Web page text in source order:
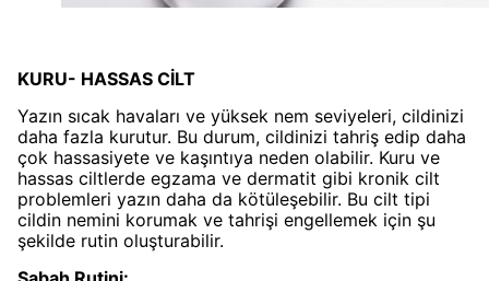
KURU- HASSAS CİLT
Yazın sıcak havaları ve yüksek nem seviyeleri, cildinizi
daha fazla kurutur. Bu durum, cildinizi tahriş edip daha
çok hassasiyete ve kaşıntıya neden olabilir. Kuru ve
hassas ciltlerde egzama ve dermatit gibi kronik cilt
problemleri yazın daha da kötüleşebilir. Bu cilt tipi
cildin nemini korumak ve tahrişi engellemek için şu
şekilde rutin oluşturabilir.